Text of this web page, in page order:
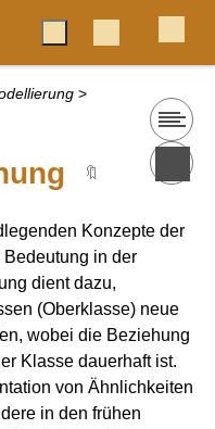
>
🔖
Konzepte der
in der
dient dazu,
(Oberklasse) neue
wobei die Beziehung
Klasse dauerhaft ist.
von Ähnlichkeiten
in den frühen